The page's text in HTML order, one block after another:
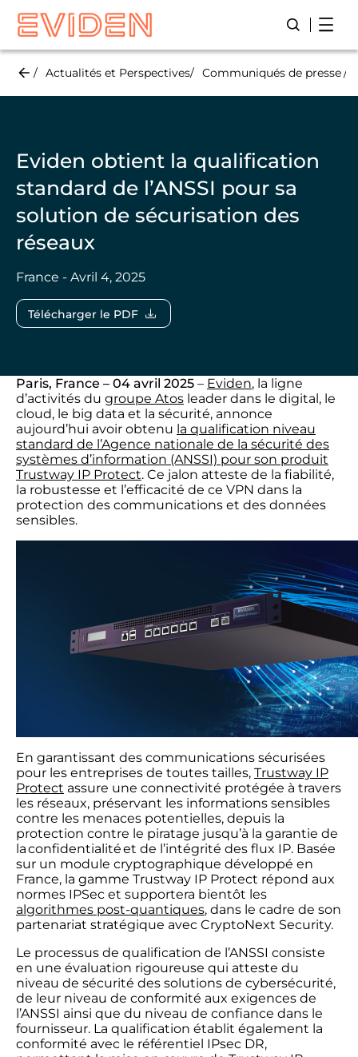
Skip
main
Lancer/
Actualités et Perspectives Communiqués de presse
Eviden obtient la qualification
standard de l’ANSSI pour sa
solution de sécurisation des
réseaux
France - Avril 4, 2025
Télécharger le PDF
Paris, France – 04 avril 2025 – Eviden, la ligne
d’activités du groupe Atos leader dans le digital, le
cloud, le big data et la sécurité, annonce
aujourd’hui avoir obtenu la qualification niveau
standard de l’Agence nationale de la sécurité des
systèmes d’information (ANSSI) pour son produit
Trustway IP Protect. Ce jalon atteste de la fiabilité,
la robustesse et l’efficacité de ce VPN dans la
protection des communications et des données
sensibles.
En garantissant des communications sécurisées
pour les entreprises de toutes tailles, Trustway IP
Protect assure une connectivité protégée à travers
les réseaux, préservant les informations sensibles
contre les menaces potentielles, depuis la
protection contre le piratage jusqu’à la garantie de
la confidentialité et de l’intégrité des flux IP. Basée
sur un module cryptographique développé en
France, la gamme Trustway IP Protect répond aux
normes IPSec et supportera bientôt les
algorithmes post-quantiques, dans le cadre de son
partenariat stratégique avec CryptoNext Security.
Le processus de qualification de l’ANSSI consiste
en une évaluation rigoureuse qui atteste du
niveau de sécurité des solutions de cybersécurité,
de leur niveau de conformité aux exigences de
l’ANSSI ainsi que du niveau de confiance dans le
fournisseur. La qualification établit également la
conformité avec le référentiel IPsec DR,